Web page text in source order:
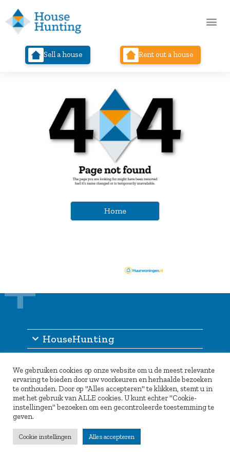
Sell a house Rent out a house
Home
HouseHunting
Other services
Partners
We gebruiken cookies op onze website om u de meest relevante
ervaring te bieden door uw voorkeuren en herhaalde bezoeken
te onthouden. Door op "Alles accepteren" te klikken, stemt u in
met het gebruik van ALLE cookies. U kunt echter "Cookie-
instellingen" bezoeken om een gecontroleerde toestemming te
geven.
Cookie instellingen Alles accepteren